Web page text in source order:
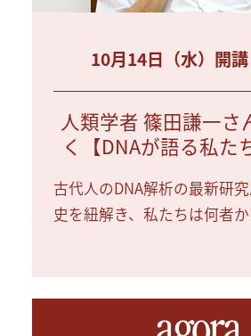
10月14日（水）開
人類学者 篠田謙一さ
く【DNAが語る私た
古代人のDNA解析の最新研
史を紐解き、私たちは何者か